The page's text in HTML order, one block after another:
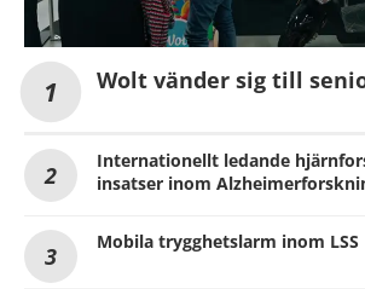
Wolt vänder sig till
Internationellt ledande
insatser inom
Mobila trygghetslarm inom LSS